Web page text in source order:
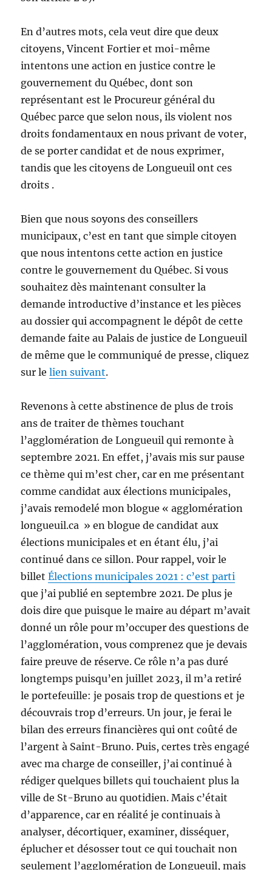
En d’autres mots, cela veut dire que deux
citoyens, Vincent Fortier et moi-même
intentons une action en justice contre le
gouvernement du Québec, dont son
représentant est le Procureur général du
Québec parce que selon nous, ils violent nos
droits fondamentaux en nous privant de voter,
de se porter candidat et de nous exprimer,
tandis que les citoyens de Longueuil ont ces
droits .
Bien que nous soyons des conseillers
municipaux, c’est en tant que simple citoyen
que nous intentons cette action en justice
contre le gouvernement du Québec. Si vous
souhaitez dès maintenant consulter la
demande introductive d’instance et les pièces
au dossier qui accompagnent le dépôt de cette
demande faite au Palais de justice de Longueuil
de même que le communiqué de presse, cliquez
sur lelien suivant.
Revenons à cette abstinence de plus de trois
ans de traiter de thèmes touchant
l’agglomération de Longueuil qui remonte à
septembre 2021. En effet, j’avais mis sur pause
ce thème qui m’est cher, car en me présentant
comme candidat aux élections municipales,
j’avais remodelé mon blogue « agglomération
longueuil.ca » en blogue de candidat aux
élections municipales et en étant élu, j’ai
continué dans ce sillon. Pour rappel, voir le
billetÉlections municipales 2021 : c’est parti
que j’ai publié en septembre 2021. De plus je
dois dire que puisque le maire au départ m’avait
donné un rôle pour m’occuper des questions de
l’agglomération, vous comprenez que je devais
faire preuve de réserve. Ce rôle n’a pas duré
longtemps puisqu’en juillet 2023, il m’a retiré
le portefeuille: je posais trop de questions et je
découvrais trop d’erreurs. Un jour, je ferai le
bilan des erreurs financières qui ont coûté de
l’argent à Saint-Bruno. Puis, certes très engagé
avec ma charge de conseiller, j’ai continué à
rédiger quelques billets qui touchaient plus la
ville de St-Bruno au quotidien. Mais c’était
d’apparence, car en réalité je continuais à
analyser, décortiquer, examiner, disséquer,
éplucher et désosser tout ce qui touchait non
seulement l’agglomération de Longueuil, mais